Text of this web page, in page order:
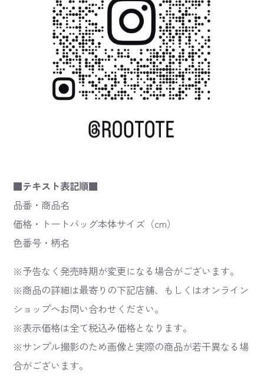
■テキスト表記順■
品番・商品名
価格・トートバッグ本体サイズ（cm）
色番号・柄名
※予告なく発売時期が変更になる場合がございます。
※商品の詳細は最寄りの下記店舗、もしくはオンライン
ショップへお問い合わせください。
※表示価格は全て税込み価格となります。
※サンプル撮影のため画像と実際の商品が若干異なる場
合がございます。